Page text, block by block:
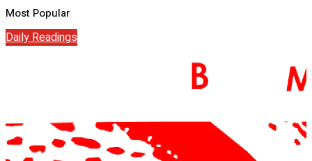
Most Popular
Daily Readings